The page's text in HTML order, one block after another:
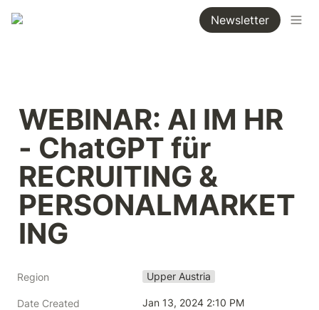
Newsletter
WEBINAR: AI IM HR
- ChatGPT für
RECRUITING &
PERSONALMARKET
ING
Region Upper Austria
Date Created Jan 13, 2024 2:10 PM